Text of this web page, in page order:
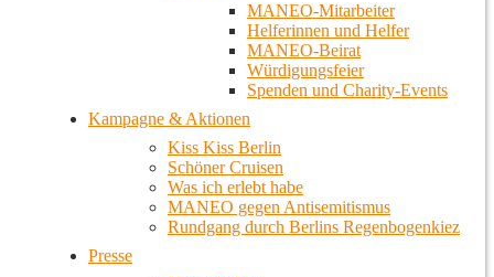
MANEO-Mitarbeiter
Helferinnen und Helfer
MANEO-Beirat
Würdigungsfeier
Spenden und Charity-Events
Kampagne & Aktionen
Kiss Kiss Berlin
Schöner Cruisen
Was ich erlebt habe
MANEO gegen Antisemitismus
Rundgang durch Berlins Regenbogenkiez
Presse